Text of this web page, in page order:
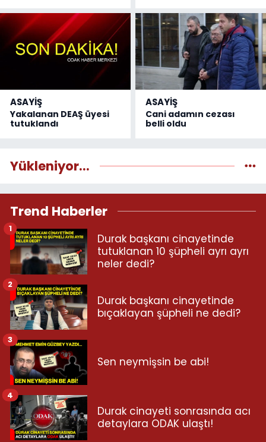
ASAYİŞ
Yakalanan DEAŞ üyesi
tutuklandı
ASAYİŞ
Cani adamın cezası
belli oldu
Yükleniyor...
Trend Haberler
Durak başkanı cinayetinde
tutuklanan 10 şüpheli ayrı ayrı
neler dedi?
1
Durak başkanı cinayetinde
bıçaklayan şüpheli ne dedi?
2
Sen neymişsin be abi!
3
Durak cinayeti sonrasında acı
detaylara ODAK ulaştı!
4